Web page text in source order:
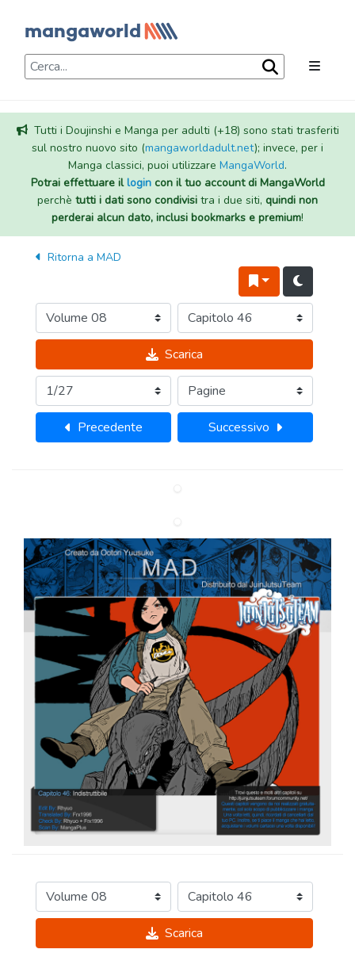
Tutti i Doujinshi e Manga per adulti (+18) sono stati trasferiti
sul nostro nuovo sito (mangaworldadult.net); invece, per i
Manga classici, puoi utilizzare MangaWorld.
Potrai effettuare illogincon il tuo account di MangaWorld
perchè tutti i dati sono condivisi tra i due siti, quindi non
perderai alcun dato, inclusi bookmarks e premium!
Ritorna a MAD
Scarica
Precedente Successivo
Scarica